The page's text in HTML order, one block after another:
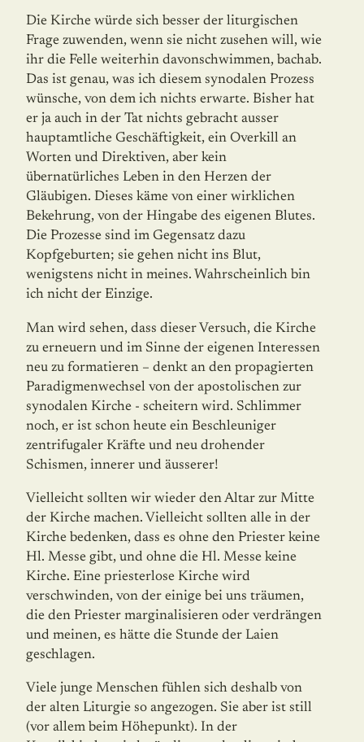
Die Kirche würde sich besser der liturgischen
Frage zuwenden, wenn sie nicht zusehen will, wie
ihr die Felle weiterhin davonschwimmen, bachab.
Das ist genau, was ich diesem synodalen Prozess
wünsche, von dem ich nichts erwarte. Bisher hat
er ja auch in der Tat nichts gebracht ausser
hauptamtliche Geschäftigkeit, ein Overkill an
Worten und Direk­tiven, aber kein
übernatürliches Leben in den Herzen der
Gläubigen. Dieses käme von einer wirklichen
Bekehrung, von der Hingabe des eigenen Blutes.
Die Prozesse sind im Gegensatz dazu
Kopfgeburten; sie gehen nicht ins Blut,
wenigstens nicht in meines. Wahrscheinlich bin
ich nicht der Einzige.
Man wird sehen, dass dieser Versuch, die Kirche
zu erneuern und im Sinne der eigenen Interessen
neu zu formatieren – denkt an den propagierten
Paradigmenwechsel von der apostolischen zur
synodalen Kirche - scheitern wird. Schlimmer
noch, er ist schon heute ein Beschleuniger
zentrifugaler Kräfte und neu drohender
Schismen, innerer und äus­serer!
Vielleicht sollten wir wieder den Altar zur Mitte
der Kirche machen. Vielleicht sollten alle in der
Kirche bedenken, dass es ohne den Priester keine
Hl. Messe gibt, und ohne die Hl. Messe keine
Kirche. Eine priesterlose Kirche wird
verschwinden, von der einige bei uns träumen,
die den Priester marginalisieren oder verdrängen
und meinen, es hätte die Stunde der Laien
geschlagen.
Viele junge Menschen fühlen sich deshalb von
der alten Liturgie so angezogen. Sie aber ist still
(vor allem beim Höhepunkt). In der